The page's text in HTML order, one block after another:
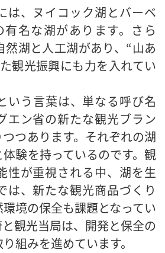
は、ヌイコック湖とバーベ
名な湖があります。さら
然湖と人工湖があり、“山あ
観光振興にも力を入れてい
いう言葉は、単なる呼び名
エン省の新たな観光ブラン
つあります。それぞれの湖
験を持っているのです。観
性が重視される中、湖を生
は、新たな観光商品づくり
境の保全も課題となってい
観光当局は、開発と保全の
組みを進めています。